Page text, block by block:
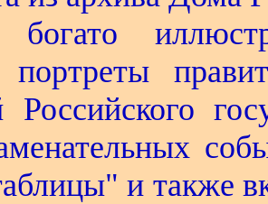
богато
портреты
Российского
и также